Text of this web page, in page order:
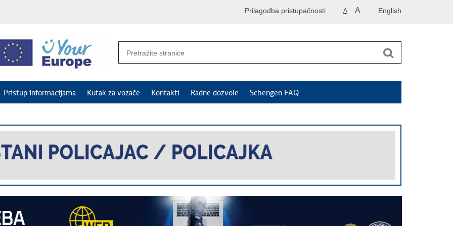
English
A A
Prilagodba pristupačnosti
Pristup informacijama Kutak za vozače Kontakti Radne dozvole Schengen FAQ